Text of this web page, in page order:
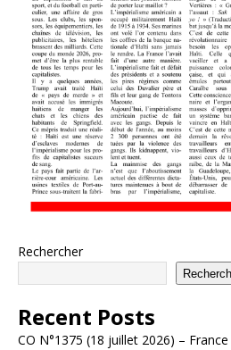
Rechercher
Recent Posts
CO N°1375 (18 juillet 2026) –